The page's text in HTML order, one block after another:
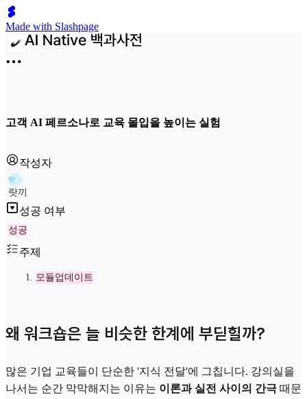
Made with Slashpage
고객 AI 페르소나로 교육 몰입을 높이는 실험
작성자
랏
랏끼
성공 여부
성공
주제
모듈업데이트
왜 워크숍은 늘 비슷한 한계에 부딛힐까?
많은 기업 교육들이 단순한 '지식 전달'에 그칩니다. 강의실을
나서는 순간 막막해지는 이유는 이론과 실전 사이의 간극 때문